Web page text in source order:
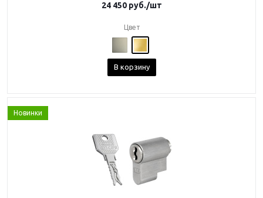
24 450 руб./шт
Цвет
В корзину
Новинки